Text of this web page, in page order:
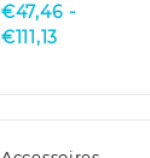
€47,46 -
€111,13Prijsklasse: